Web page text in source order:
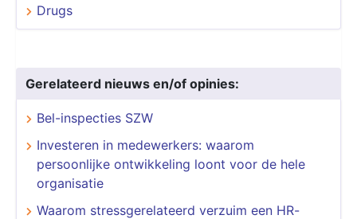
Drugs
Gerelateerd nieuws en/of opinies:
Bel-inspecties SZW
Investeren in medewerkers: waarom
persoonlijke ontwikkeling loont voor de hele
organisatie
Waarom stressgerelateerd verzuim een HR-